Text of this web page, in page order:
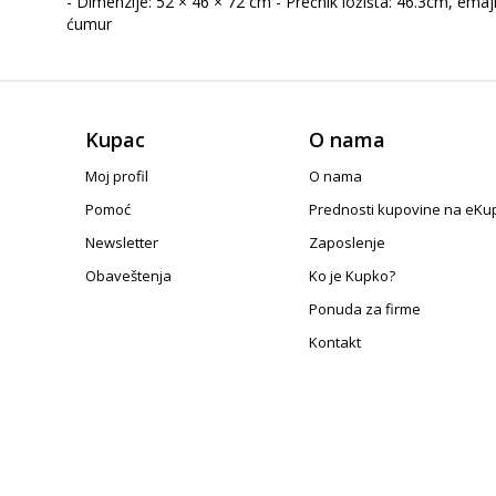
ćumur
Kupac
Moj profil
Pomoć
Newsletter
Obaveštenja
O nama
O nama
Prednosti kupovine na
Zaposlenje
Ko je Kupko?
Ponuda za firme
Kontakt